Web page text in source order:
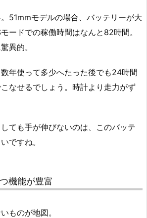
51mmモデルの場合、バッテリーが大
ードでの稼働時間はなんと82時間。
異的。
年使って多少へたった後でも24時間
なせるでしょう。時計より走力がず
ても手が伸びないのは、このバッテ
ですね。
機能が豊富
ものが地図。